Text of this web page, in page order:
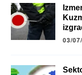
03/